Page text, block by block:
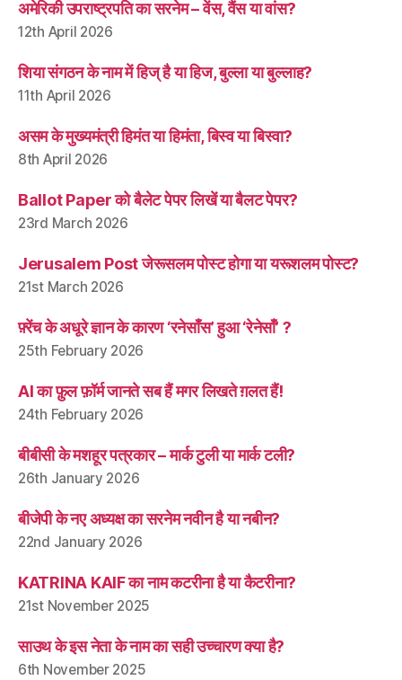
अमेरिकी उपराष्ट्रपति का सरनेम – वेंस, वैंस या वांस?
12th April 2026
शिया संगठन के नाम में हिज् है या हिज, बुल्ला या बुल्लाह?
11th April 2026
असम के मुख्यमंत्री हिमंत या हिमंता, बिस्व या बिस्वा?
8th April 2026
Ballot Paper को बैलेट पेपर लिखें या बैलट पेपर?
23rd March 2026
Jerusalem Post जेरूसलम पोस्ट होगा या यरूशलम पोस्ट?
21st March 2026
फ़्रेंच के अधूरे ज्ञान के कारण ‘रनेसाँस’ हुआ ‘रेनेसाँ’ ?
25th February 2026
AI का फ़ुल फ़ॉर्म जानते सब हैं मगर लिखते ग़लत हैं!
24th February 2026
बीबीसी के मशहूर पत्रकार – मार्क टुली या मार्क टली?
26th January 2026
बीजेपी के नए अध्यक्ष का सरनेम नवीन है या नबीन?
22nd January 2026
KATRINA KAIF का नाम कटरीना है या कैटरीना?
21st November 2025
साउथ के इस नेता के नाम का सही उच्चारण क्या है?
6th November 2025